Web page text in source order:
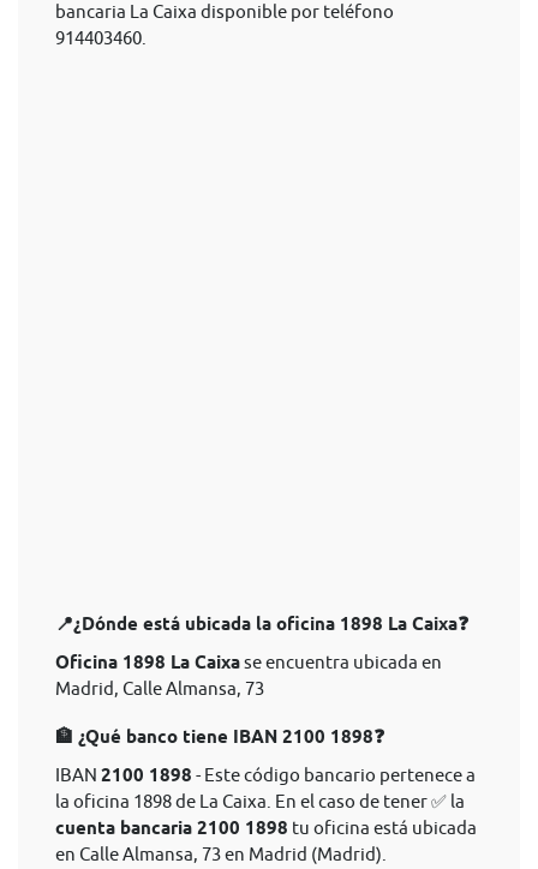
bancaria La Caixa disponible por teléfono
914403460.
📍¿Dónde está ubicada la oficina 1898 La Caixa❓
Oficina 1898 La Caixase encuentra ubicada en
Madrid, Calle Almansa, 73
🏦 ¿Qué banco tiene IBAN 2100 1898❓
IBAN 2100 1898 - Este código bancario pertenece a
la oficina 1898 de La Caixa. En el caso de tener ✅ la
cuenta bancaria 2100 1898 tu oficina está ubicada
en Calle Almansa, 73 en Madrid (Madrid).